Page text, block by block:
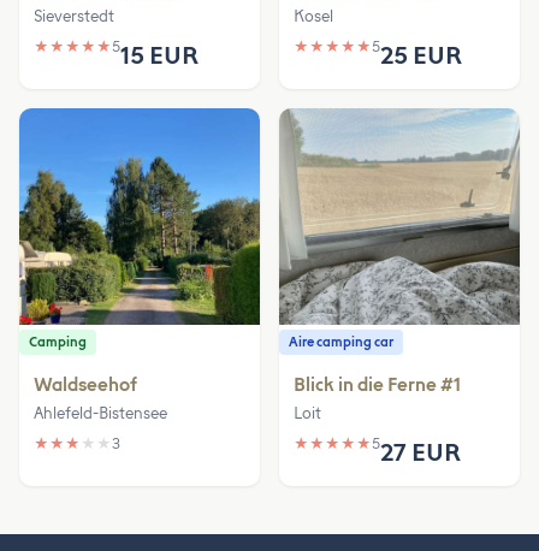
Sieverstedt
★ ★ ★ ★ ★515 EUR
Kosel
★ ★ ★ ★ ★525 EUR
Camping
Waldseehof
Ahlefeld-Bistensee
★ ★ ★ ★ ★ 3
Aire camping car
Blick in die Ferne #1
Loit
★ ★ ★ ★ ★527 EUR